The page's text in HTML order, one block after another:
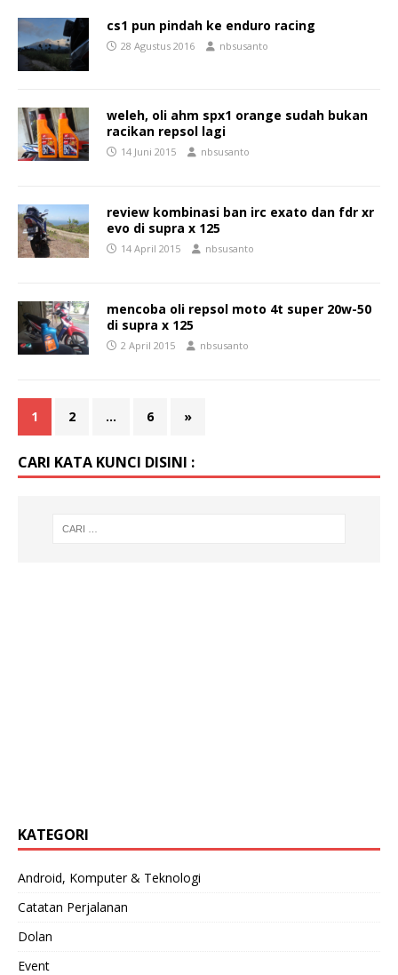
cs1 pun pindah ke enduro racing
28 Agustus 2016 nbsusanto
weleh, oli ahm spx1 orange sudah bukan
racikan repsol lagi
14 Juni 2015 nbsusanto
review kombinasi ban irc exato dan fdr xr
evo di supra x 125
14 April 2015 nbsusanto
mencoba oli repsol moto 4t super 20w-50
di supra x 125
2 April 2015 nbsusanto
1 2 … 6 »
CARI KATA KUNCI DISINI :
KATEGORI
Android, Komputer & Teknologi
Catatan Perjalanan
Dolan
Event